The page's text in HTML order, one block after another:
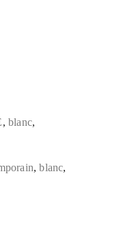
,blanc,
,blanc,